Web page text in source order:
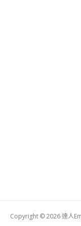
Copyright © 2026 達人